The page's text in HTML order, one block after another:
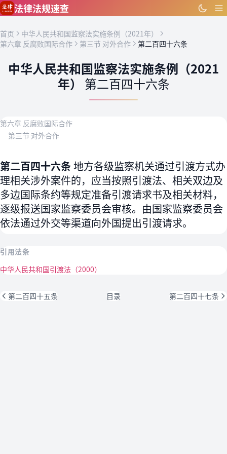
跳到主要内容
法律法规速查
首页
中华人民共和国监察法实施条例（2021年）
第六章 反腐败国际合作
第三节 对外合作 第二百四十六条
中华人民共和国监察法实施条例（2021
年） 第二百四十六条
第六章 反腐败国际合作
第三节 对外合作
第二百四十六条地方各级监察机关通过引渡方式办
理相关涉外案件的，应当按照引渡法、相关双边及
多边国际条约等规定准备引渡请求书及相关材料，
逐级报送国家监察委员会审核。由国家监察委员会
依法通过外交等渠道向外国提出引渡请求。
引用法条
中华人民共和国引渡法（2000）
第二百四十五条 目录 第二百四十七条